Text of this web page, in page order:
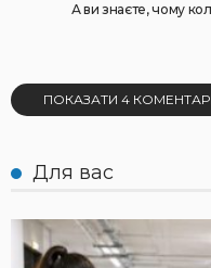
А ви знаєте, чому
ПОКАЗАТИ 4 КОМЕНТАРІ
Для вас